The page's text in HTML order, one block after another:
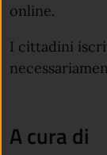
online.
I cittadini
A cura di